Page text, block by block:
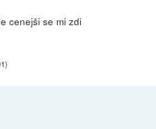
cenejši se mi zdi
)